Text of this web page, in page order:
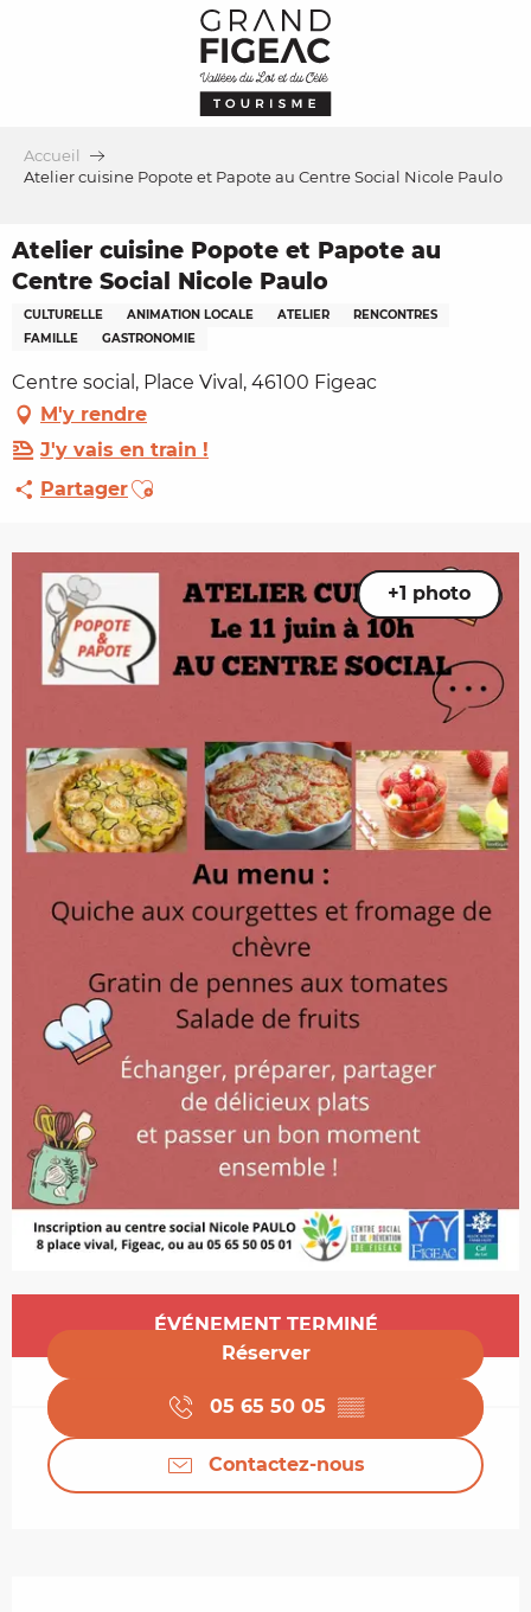
Accueil
Atelier cuisine Popote et Papote au Centre Social Nicole Paulo
Atelier cuisine Popote et Papote au
Centre Social Nicole Paulo
CULTURELLE ANIMATION LOCALE ATELIER
RENCONTRES
FAMILLE
GASTRONOMIE
Centre social, Place Vival, 46100 Figeac
M'y rendre
J'y vais en train !
PartagerAjouter aux favoris
+1 photo
Ouverture et coordonnées
ÉVÉNEMENT TERMINÉ
Réserver
05 65 50 05 ▒▒
Contactez-nous